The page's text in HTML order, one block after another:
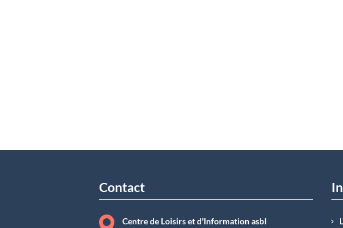
Contact
Centre de Loisirs et d'Information asbI